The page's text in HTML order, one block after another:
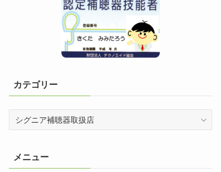
カテゴリー
メニュー